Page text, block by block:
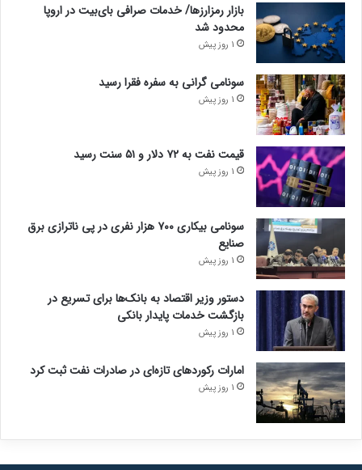
بازار رمزارزها/ خدمات صرافی بای‌بیت در اروپا
محدود شد
1 روز پیش
سونامی گرانی به سفره فقرا رسید
1 روز پیش
قیمت نفت به ۷۲ دلار و ۵۱ سنت رسید
1 روز پیش
سونامی بیکاری ۷۰۰ هزار نفری در پی ناترازی برق
صنایع
1 روز پیش
دستور وزیر اقتصاد به بانک‌ها برای تسریع در
بازگشت خدمات پایدار بانکی
1 روز پیش
امارات رکورد‌های تازه‌ای در صادرات نفت ثبت کرد
1 روز پیش